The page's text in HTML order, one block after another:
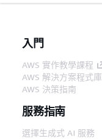
入門
AWS 實作教學課程
AWS 解決方案程式庫
AWS 決策指南
服務指南
選擇生成式 AI 服務